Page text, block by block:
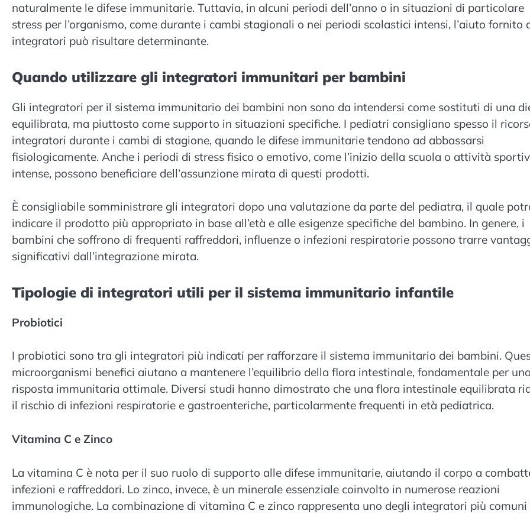
naturalmente le difese immunitarie. Tuttavia, in alcuni periodi dell’anno o in situazioni di particolare
stress per l’organismo, come durante i cambi stagionali o nei periodi scolastici intensi, l’aiuto fornito
integratori può risultare determinante.
Quando utilizzare gli integratori immunitari per bambini
Gli integratori per il sistema immunitario dei bambini non sono da intendersi come sostituti di una
equilibrata, ma piuttosto come supporto in situazioni specifiche. I pediatri consigliano spesso il
integratori durante i cambi di stagione, quando le difese immunitarie tendono ad abbassarsi
fisiologicamente. Anche i periodi di stress fisico o emotivo, come l’inizio della scuola o attività
intense, possono beneficiare dell’assunzione mirata di questi prodotti.
È consigliabile somministrare gli integratori dopo una valutazione da parte del pediatra, il quale
indicare il prodotto più appropriato in base all’età e alle esigenze specifiche del bambino. In genere, i
bambini che soffrono di frequenti raffreddori, influenze o infezioni respiratorie possono trarre
significativi dall’integrazione mirata.
Tipologie di integratori utili per il sistema immunitario infantile
Probiotici
I probiotici sono tra gli integratori più indicati per rafforzare il sistema immunitario dei bambini.
microorganismi benefici aiutano a mantenere l’equilibrio della flora intestinale, fondamentale per
risposta immunitaria ottimale. Diversi studi hanno dimostrato che una flora intestinale equilibrata
il rischio di infezioni respiratorie e gastroenteriche, particolarmente frequenti in età pediatrica.
Vitamina C e Zinco
La vitamina C è nota per il suo ruolo di supporto alle difese immunitarie, aiutando il corpo a
infezioni e raffreddori. Lo zinco, invece, è un minerale essenziale coinvolto in numerose reazioni
immunologiche. La combinazione di vitamina C e zinco rappresenta uno degli integratori più comuni